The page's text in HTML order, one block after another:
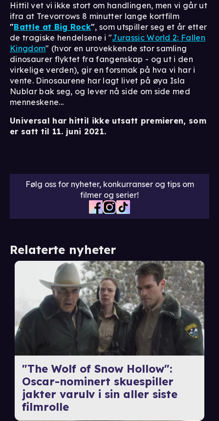
Hittil vet vi ikke stort om handlingen, men vi går ut
ifra at Trevorrows 8 minutter lange kortfilm
"Battle at Big Rock", som utspiller seg et år etter
de tragiske hendelsene i "Jurassic World 2: Fallen
Kingdom" (hvor en urovekkende stor samling
dinosaurer flyktet fra fangenskap - og ut i den
virkelige verden), gir en forsmak på hva vi har i
vente. Dinosaurene har lagt livet på øya Isla
Nublar bak seg, og lever nå side om side med
menneskene...
Universal har hittil ikke utsatt premieren, som
er satt til 11. juni 2021.
Følg oss for nyheter, konkurranser og tips om
filmer og serier!
Relaterte nyheter
"The Wolf of Snow Hollow":
Oscar-nominert skuespiller
jakter varulv i sin aller siste
filmrolle